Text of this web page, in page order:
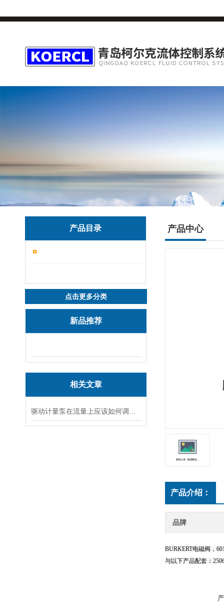
产品目录
点击更多分类
新品推荐
相关文章
产品中心
产品介绍：
品牌
BURKERT电磁阀，
与以下产品配套：